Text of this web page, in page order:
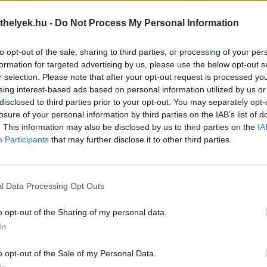
- Do Not Process My Personal Information
opt-out of the sale, sharing to third parties, or processing of your
for targeted advertising by us, please use the below opt-out
selection. Please note that after your opt-out request is processed
interest-based ads based on personal information utilized by us
to third parties prior to your opt-out. You may separately
of your personal information by third parties on the IAB’s list of
This information may also be disclosed by us to third parties on the
Participants that may further disclose it to other third parties.
Data Processing Opt Outs
opt-out of the Sharing of my personal data.
opt-out of the Sale of my Personal Data.
egymás jelzéseit a kutyák és
értelmeznek egyes jelzéseket a
és a kutyák, gyakran ez
támadásokhoz.
»
A víz réme, vagy a rémes víz?
Ebben az időben talán
szórakozás, mint egy tóparton
lábunkat, miközben
úszkál a hűsítő habokban.
akkor, hogyha ebünk nem a
hanem rémesen retteg a kék
tovább »
szeminárium II. rész
első részében „megkapargattuk”
Szobatisztaság szeminárium I.